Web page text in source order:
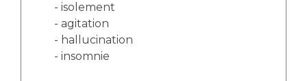
- isolement
- agitation
- hallucination
- insomnie